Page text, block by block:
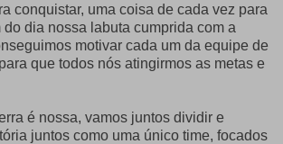
conquistar, uma coisa de cada vez para
dia nossa labuta cumprida com a
motivar cada um da equipe de
que todos nós atingirmos as metas e
é nossa, vamos juntos dividir e
juntos como uma único time, focados